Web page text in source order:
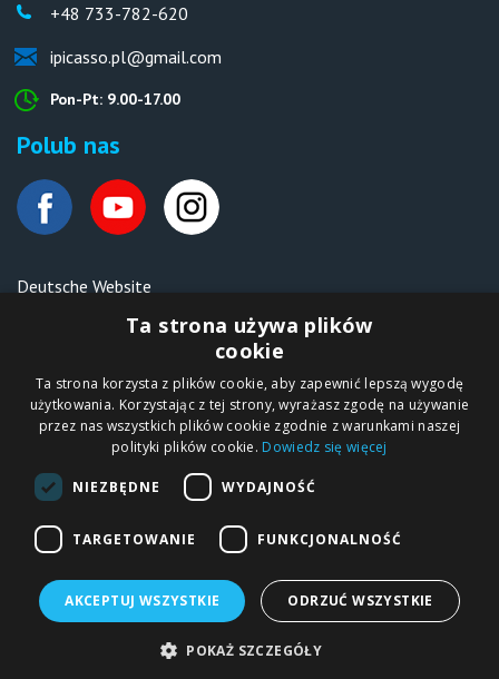
+48 733-782-620
ipicasso.pl@gmail.com
Pon-Pt: 9.00-17.00
Polub nas
Deutsche Website
Malen nach Zahlen Ipicasso.de
Copyright © 2012-2026
Sklep internetowy
iPICASSO.PL
Malowanie po
numerach – zbliż
się do świata sztuki!
IPICASSO Sp. z o.o.
ul. Słoneczna 194,
05-506 Kolonia
NIP 1231355620 KRS
0000680650
Malowanie po numerach
Diamentowa Mozaika
Ta strona używa plików
cookie
Ta strona korzysta z plików cookie, aby zapewnić lepszą wygodę
użytkowania. Korzystając z tej strony, wyrażasz zgodę na używanie
przez nas wszystkich plików cookie zgodnie z warunkami naszej
polityki plików cookie. Dowiedz się więcej
NIEZBĘDNE WYDAJNOŚĆ
TARGETOWANIE FUNKCJONALNOŚĆ
AKCEPTUJ WSZYSTKIE ODRZUĆ WSZYSTKIE
POKAŻ SZCZEGÓŁY